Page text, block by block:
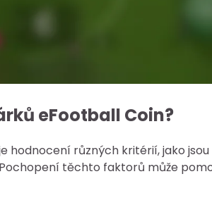
eFootball Coin?
hodnocení různých kritérií, jako
těchto faktorů může